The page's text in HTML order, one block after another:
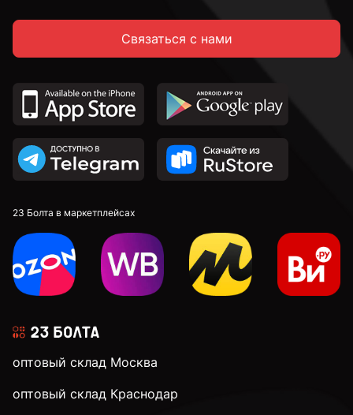
М18
М20
М22
М24
Связаться с нами
23 Болта в маркетплейсах
оптовый склад Москва
оптовый склад Краснодар